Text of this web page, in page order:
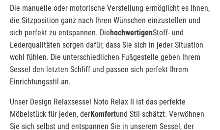
Die manuelle oder motorische Verstellung ermöglicht es Ihnen,
die Sitzposition ganz nach Ihren Wünschen einzustellen und
sich perfekt zu entspannen. DiehochwertigenStoff- und
Lederqualitäten sorgen dafür, dass Sie sich in jeder Situation
wohl fühlen. Die unterschiedlichen Fußgestelle geben Ihrem
Sessel den letzten Schliff und passen sich perfekt Ihrem
Einrichtungsstil an.
Unser Design Relaxsessel Noto Relax II ist das perfekte
Möbelstück für jeden, derKomfortund Stil schätzt. Verwöhnen
Sie sich selbst und entspannen Sie in unserem Sessel, der